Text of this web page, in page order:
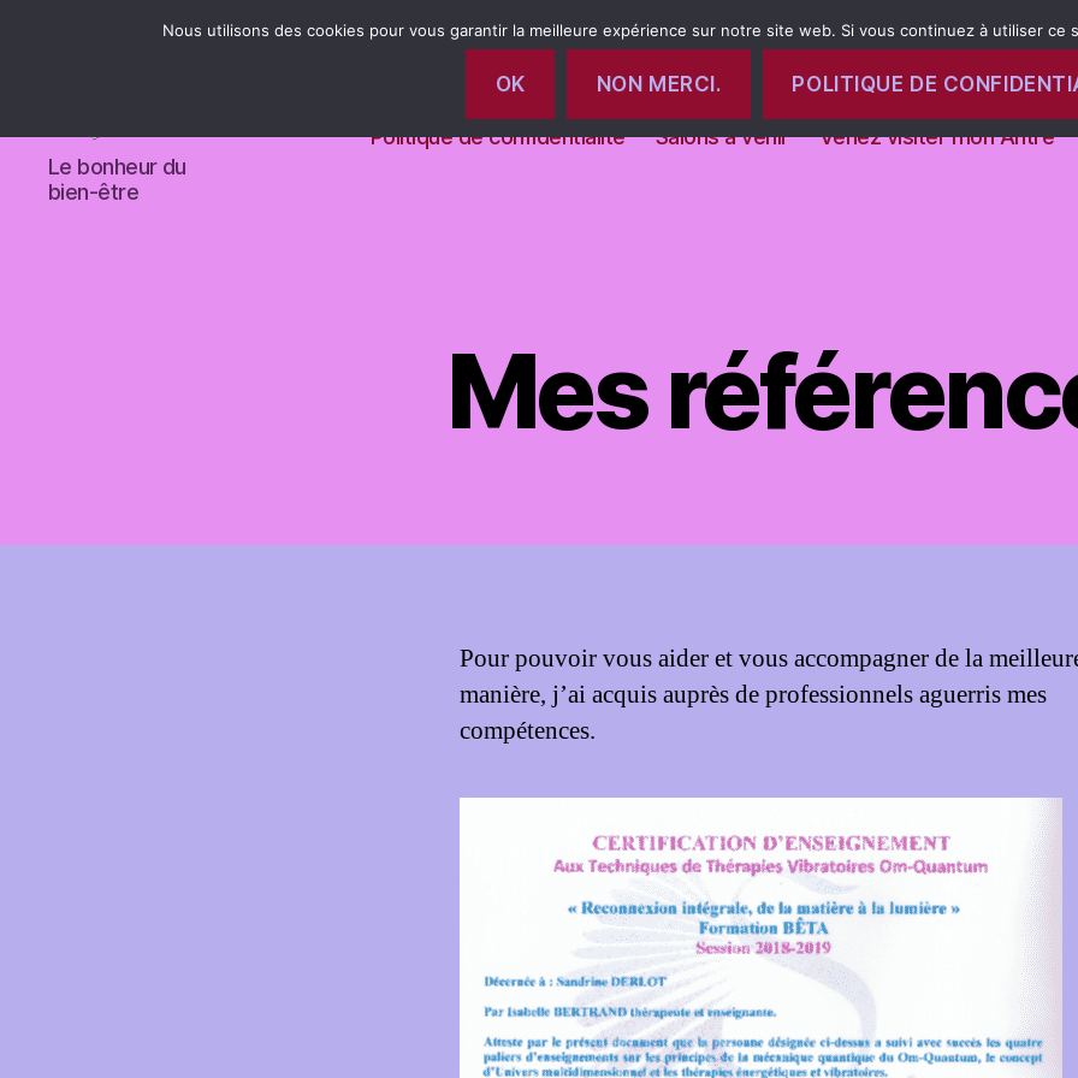
magnetiseur-
limoges
Le bonheur du
bien-être
Politique de confidentialité
Salons à venir Venez visiter mon Antre
Mes
Pour pouvoir vous aider et vous accompagner de la
manière, j’ai acquis auprès de professionnels aguerris mes
compétences.
Nous utilisons des cookies pour vous garantir la meilleure expérience sur notre site web. Si vous continuez à utiliser
OK NON MERCI. POLITIQUE DE